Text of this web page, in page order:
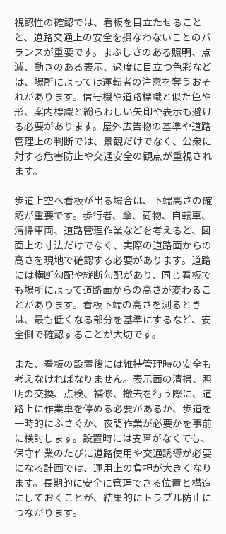
視認性の確認では、看板を目立たせること
と、道路交通上の安全を損なわないことのバ
ランスが重要です。まぶしさのある照明、点
滅、動きのある表示、過度に目立つ色彩など
は、場所によっては運転者の注意を奪うおそ
れがあります。信号機や道路標識と似た色や
形、案内標識と紛らわしい矢印や表示も避け
る必要があります。屋外広告物の基準や道路
管理上の判断では、景観だけでなく、公衆に
対する危害防止や交通安全の観点が重視され
ます。
歩道上空へ看板が出る場合は、下端高さの確
認が重要です。歩行者、傘、荷物、自転車、
清掃車両、道路管理作業などを考えると、図
面上の寸法だけでなく、実際の道路面からの
高さを現地で確認する必要があります。道路
には横断勾配や縦断勾配があり、同じ看板で
も場所によって道路面からの高さが変わるこ
とがあります。看板下端の高さを測るとき
は、最も低くなる部分を基準にするなど、安
全側で確認することが大切です。
また、看板の設置後には維持管理時の安全も
考えなければなりません。表示面の清掃、照
明の交換、点検、補修、撤去を行う際に、道
路上に作業車を停める必要があるか、歩道を
一時的にふさぐか、夜間作業が必要かを事前
に検討します。設置時には支障がなくても、
保守作業のたびに道路使用や交通誘導が必要
になる計画では、運用上の負担が大きくなり
ます。長期的に安全に管理できる位置と構造
にしておくことが、結果的にトラブル防止に
つながります。